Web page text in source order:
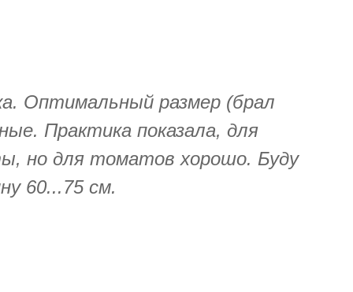
Оптимальный размер (брал
Практика показала, для
но для томатов хорошо. Буду
60...75 см.